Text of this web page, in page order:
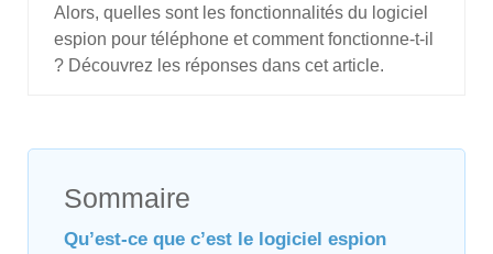
Alors, quelles sont les fonctionnalités du logiciel
espion pour téléphone et comment fonctionne-t-il
? Découvrez les réponses dans cet article.
Sommaire
Qu’est-ce que c’est le logiciel espion